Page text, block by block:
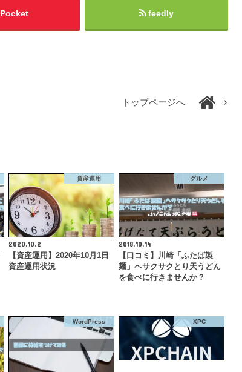
Pocket feedly
トップページへ
資産運用
2020.10.2
【資産運用】2020年10月1日
資産運用状況
グルメ
2018.10.14
【口コミ】川崎「ふたば製
麺」へサクサクとり天うどん
を食べに行きませんか？
WordPress XPC